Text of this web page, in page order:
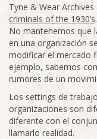
Tyne & Wear
criminals of the 1930’s
No mantenemos que
en una organización
modificar el mercado
ejemplo, sabemos
rumores de un
Los settings de
organizaciones son
diferente con el
llamarlo realidad.